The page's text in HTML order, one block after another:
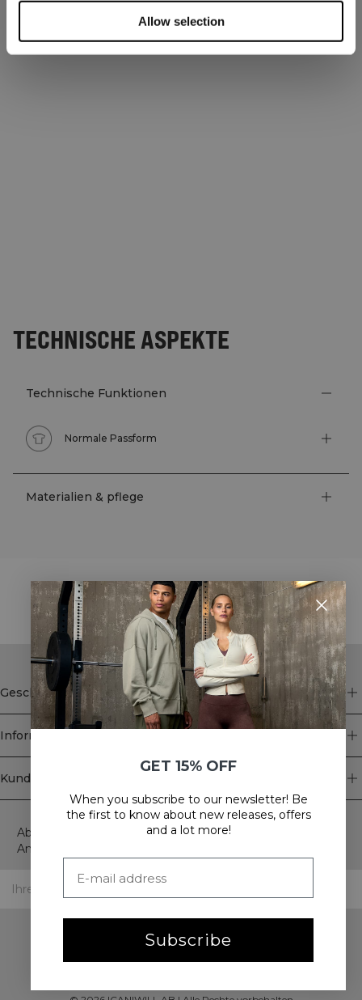
Allow selection
TECHNISCHE ASPEKTE
Technische Funktionen
Normale Passform
Materialien & pflege
STYLE WITH
Geschäft
Information
Kundendienst
Newsletter
Abonnieren Sie unseren Newsletter! Erhalten Sie exklusive
Angebote, unsere neuesten Nachrichten und vieles mehr.
GET 15% OFF
When you subscribe to our newsletter! Be
the first to know about new releases, offers
and a lot more!
Subscribe